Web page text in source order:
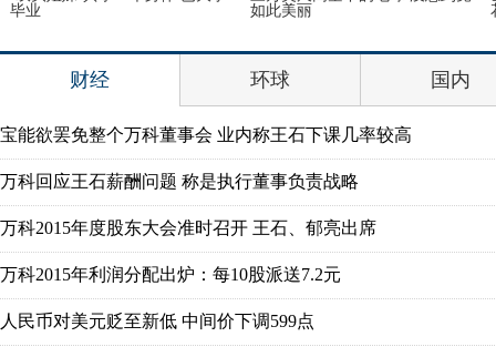
毕业
如此美丽
财经 环球 国内
宝能欲罢免整个万科董事会 业内称王石下课几率较高
万科回应王石薪酬问题 称是执行董事负责战略
万科2015年度股东大会准时召开 王石、郁亮出席
万科2015年利润分配出炉：每10股派送7.2元
人民币对美元贬至新低 中间价下调599点